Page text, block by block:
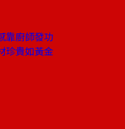
靠廚師發功
珍貴如黃金